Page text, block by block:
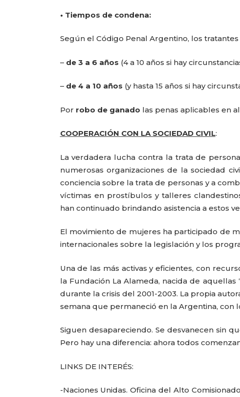
• Tiempos de condena:
Según el Código Penal Argentino, los
– de 3 a 6 años (4 a 10 años si hay
– de 4 a 10 años (y hasta 15 años si hay
Por robo de ganado las penas aplicables en
COOPERACIÓN CON LA SOCIEDAD CIVIL:
La verdadera lucha contra la trata de
numerosas organizaciones de la sociedad
conciencia sobre la trata de personas y a
víctimas en prostíbulos y talleres
han continuado brindando asistencia a estos
El movimiento de mujeres ha participado de
internacionales sobre la legislación y los
Una de las más activas y eficientes, con
la Fundación La Alameda, nacida de
durante la crisis del 2001-2003. La propia
semana que permaneció en la Argentina, con
Siguen desapareciendo. Se desvanecen sin
Pero hay una diferencia: ahora todos
LINKS DE INTERÉS:
-Naciones Unidas. Oficina del Alto